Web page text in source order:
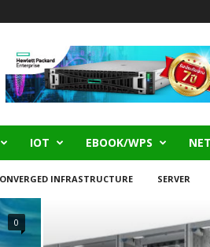
IOT EBOOK/WPS
INFRASTRUCTURE SERVER
0